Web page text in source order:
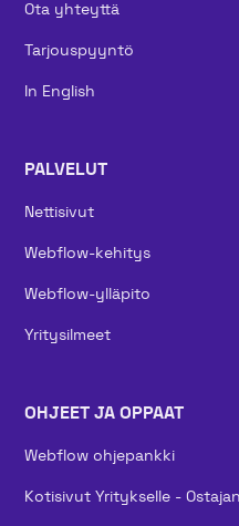
Ota yhteyttä
Tarjouspyyntö
In English
PALVELUT
Nettisivut
Webflow-kehitys
Webflow-ylläpito
Yritysilmeet
OHJEET JA OPPAAT
Webflow ohjepankki
Kotisivut Yritykselle -